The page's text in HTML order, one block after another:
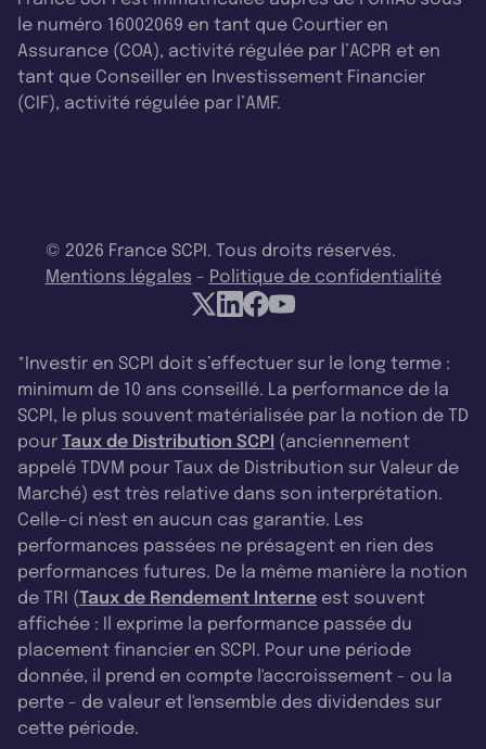
le numéro 16002069 en tant que Courtier en
Assurance (COA), activité régulée par l’ACPR et en
tant que Conseiller en Investissement Financier
(CIF), activité régulée par l’AMF.
© 2026 France SCPI. Tous droits réservés.
Mentions légales - Politique de confidentialité
*Investir en SCPI doit s’effectuer sur le long terme :
minimum de 10 ans conseillé. La performance de la
SCPI, le plus souvent matérialisée par la notion de TD
pour Taux de Distribution SCPI (anciennement
appelé TDVM pour Taux de Distribution sur Valeur de
Marché) est très relative dans son interprétation.
Celle-ci n'est en aucun cas garantie. Les
performances passées ne présagent en rien des
performances futures. De la même manière la notion
de TRI (Taux de Rendement Interne est souvent
affichée : Il exprime la performance passée du
placement financier en SCPI. Pour une période
donnée, il prend en compte l'accroissement - ou la
perte - de valeur et l'ensemble des dividendes sur
cette période.